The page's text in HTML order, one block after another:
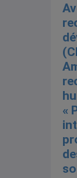
«